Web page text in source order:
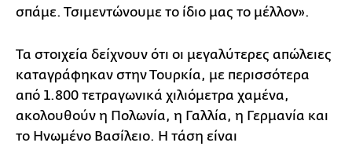
σπάμε. Τσιμεντώνουμε το ίδιο μας το μέλλον».
Τα στοιχεία δείχνουν ότι οι μεγαλύτερες απώλειες
καταγράφηκαν στην Τουρκία, με περισσότερα
από 1.800 τετραγωνικά χιλιόμετρα χαμένα,
ακολουθούν η Πολωνία, η Γαλλία, η Γερμανία και
το Ηνωμένο Βασίλειο. Η τάση είναι